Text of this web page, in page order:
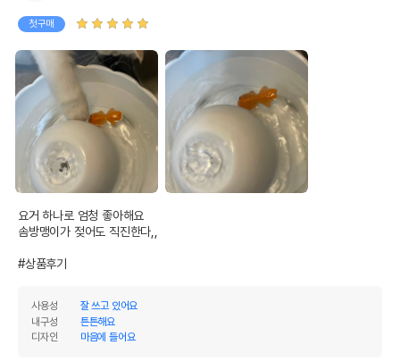
첫구매
요거 하나로 엄청 좋아해요
솜방맹이가 젖어도 직진한다,,
#상품후기
사용성
잘 쓰고 있어요
내구성
튼튼해요
디자인
마음에 들어요